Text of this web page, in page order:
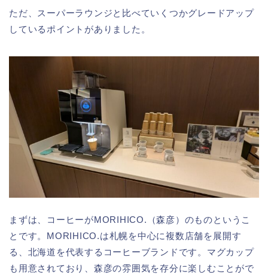
ただ、スーパーラウンジと比べていくつかグレードアップ
しているポイントがありました。
まずは、コーヒーがMORIHICO.（森彦）のものというこ
とです。MORIHICO.は札幌を中心に複数店舗を展開す
る、北海道を代表するコーヒーブランドです。マグカップ
も用意されており、森彦の雰囲気を存分に楽しむことがで